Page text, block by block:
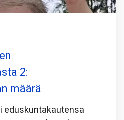
2:
määrä
eduskuntakautensa